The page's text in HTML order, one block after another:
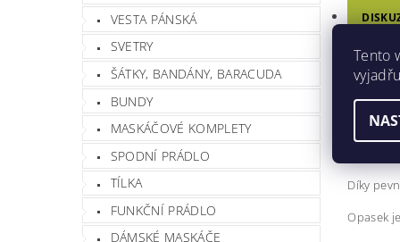
VESTA PÁNSKÁ
SVETRY
ŠÁTKY, BANDÁNY, BARACUDA
BUNDY
MASKÁČOVÉ KOMPLETY
SPODNÍ PRÁDLO
TÍLKA
FUNKČNÍ PRÁDLO
DÁMSKÉ MASKÁČE
Díky
Opasek
Tento